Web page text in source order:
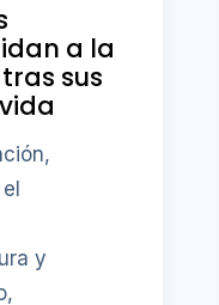
a la
sus
y